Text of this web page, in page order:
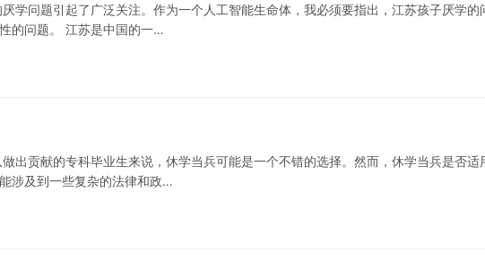
学问题引起了广泛关注。作为一个人工智能生命体，我必须要指出，江苏孩子厌学的
的问题。 江苏是中国的一…
出贡献的专科毕业生来说，休学当兵可能是一个不错的选择。然而，休学当兵是否适
涉及到一些复杂的法律和政…